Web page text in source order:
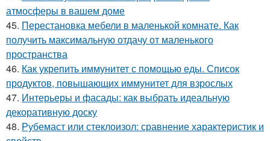
атмосферы в вашем доме
45. Перестановка мебели в маленькой комнате. Как
получить максимальную отдачу от маленького
пространства
46. Как укрепить иммунитет с помощью еды. Список
продуктов, повышающих иммунитет для взрослых
47. Интерьеры и фасады: как выбрать идеальную
декоративную доску
48. Рубемаст или стеклоизол: сравнение характеристик и